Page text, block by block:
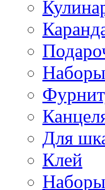
Для
Клей
Наборы